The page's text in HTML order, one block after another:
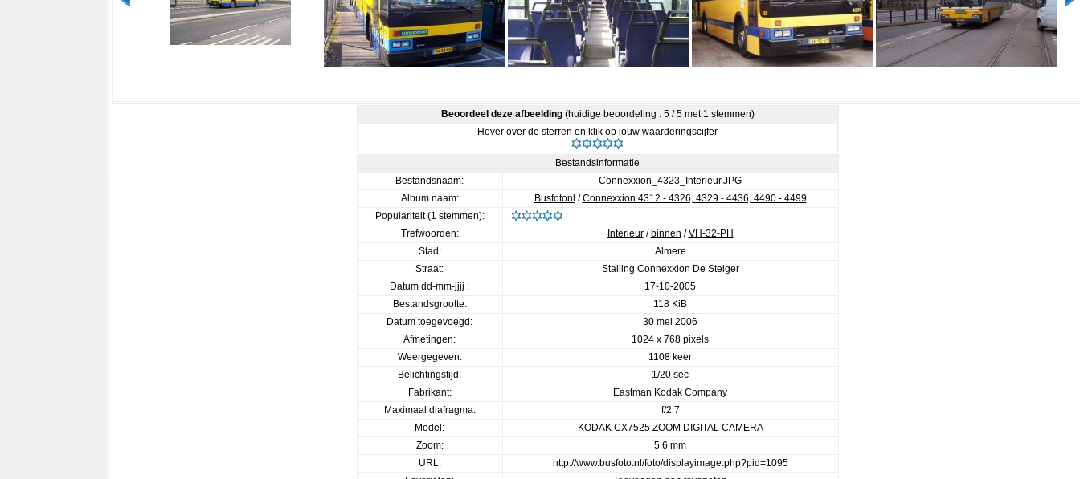
Beoordeel deze afbeelding(huidige beoordeling : 5 / 5 met 1 stemmen)
Hover over de sterren en klik op jouw waarderingscijfer
Bestandsinformatie
Bestandsnaam:
Connexxion_4323_Interieur.JPG
Album naam:
Busfotonl /Connexxion 4312 - 4326, 4329 - 4436, 4490 - 4499
Populariteit (1 stemmen):
Trefwoorden:
Interieur/ binnen /VH-32-PH
Stad:
Almere
Straat:
Stalling Connexxion De Steiger
Datum dd-mm-jjjj :
17-10-2005
Bestandsgrootte:
118 KiB
Datum toegevoegd:
30 mei 2006
Afmetingen:
1024 x 768 pixels
Weergegeven:
1108 keer
Belichtingstijd:
1/20 sec
Fabrikant:
Eastman Kodak Company
Maximaal diafragma:
f/2.7
Model:
KODAK CX7525 ZOOM DIGITAL CAMERA
Zoom:
5.6 mm
URL:
http://www.busfoto.nl/foto/displayimage.php?pid=1095